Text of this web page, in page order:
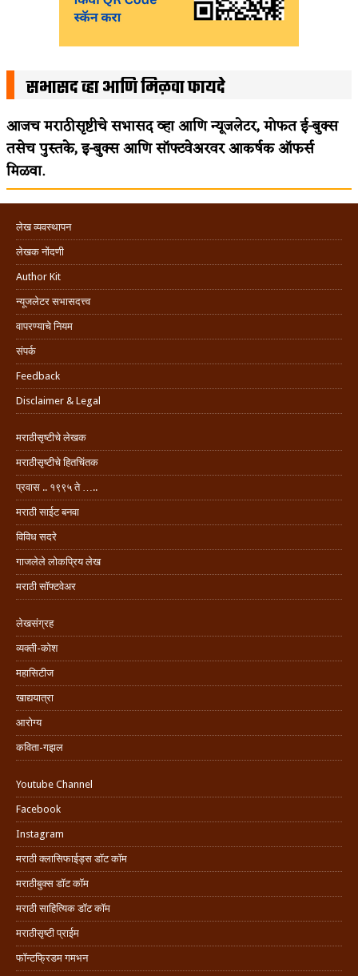
सभासद व्हा आणि मिळवा फायदे
आजच मराठीसृष्टीचे सभासद व्हा आणि न्यूजलेटर, मोफत ई-बुक्स
तसेच पुस्तके, इ-बुक्स आणि सॉफ्टवेअरवर आकर्षक ऑफर्स
मिळवा.
लेख व्यवस्थापन
लेखक नोंदणी
Author Kit
न्यूजलेटर सभासदत्त्व
वापरण्याचे नियम
संपर्क
Feedback
Disclaimer & Legal
मराठीसृष्टीचे लेखक
मराठीसृष्टीचे हितचिंतक
प्रवास .. १९९५ ते …..
मराठी साईट बनवा
विविध सदरे
गाजलेले लोकप्रिय लेख
मराठी सॉफ्टवेअर
लेखसंग्रह
व्यक्ती-कोश
महासिटीज
खाद्ययात्रा
आरोग्य
कविता-गझल
Youtube Channel
Facebook
Instagram
मराठी क्लासिफाईड्स डॉट कॉम
मराठीबुक्स डॉट कॉम
मराठी साहित्यिक डॉट कॉम
मराठीसृष्टी प्राईम
फॉन्टफ्रिडम गमभन